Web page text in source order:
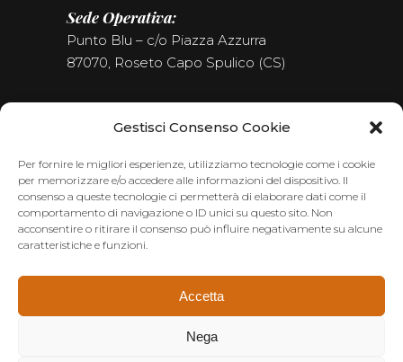
Gestisci Consenso Cookie
Per fornire le migliori esperienze, utilizziamo tecnologie come i cookie
per memorizzare e/o accedere alle informazioni del dispositivo. Il
consenso a queste tecnologie ci permetterà di elaborare dati come il
comportamento di navigazione o ID unici su questo sito. Non
acconsentire o ritirare il consenso può influire negativamente su alcune
caratteristiche e funzioni.
Accetta
Nega
Sede Operativa:
Punto Blu – c/o Piazza Azzurra
87070, Roseto Capo Spulico (CS)
Seguici sui Social